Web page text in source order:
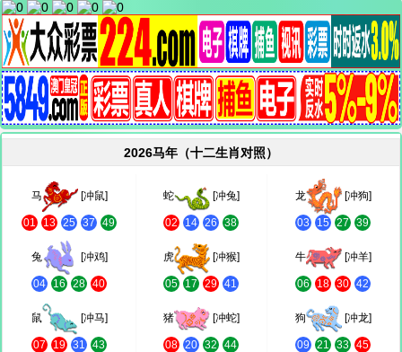
2026马年（十二生肖对照）
马 [冲鼠]
01 13 25 37 49
蛇 [冲兔]
02 14 26 38
龙 [冲狗]
03 15 27 39
兔 [冲鸡]
04 16 28 40
虎 [冲猴]
05 17 29 41
牛 [冲羊]
06 18 30 42
鼠 [冲马]
07 19 31 43
猪 [冲蛇]
08 20 32 44
狗 [冲龙]
09 21 33 45